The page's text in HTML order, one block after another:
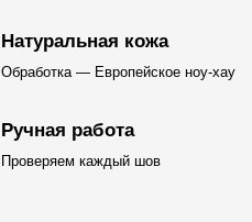
Натуральная кожа
Обработка — Европейское ноу-хау
Ручная работа
Проверяем каждый шов